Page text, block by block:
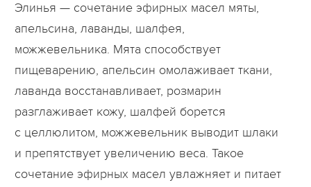
Элинья — сочетание эфирных масел мяты,
апельсина, лаванды, шалфея,
можжевельника. Мята способствует
пищеварению, апельсин омолаживает ткани,
лаванда восстанавливает, розмарин
разглаживает кожу, шалфей борется
с целлюлитом, можжевельник выводит шлаки
и препятствует увеличению веса. Такое
сочетание эфирных масел увлажняет и питает